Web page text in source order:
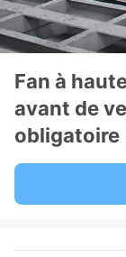
Fan à
avant de
obligatoire